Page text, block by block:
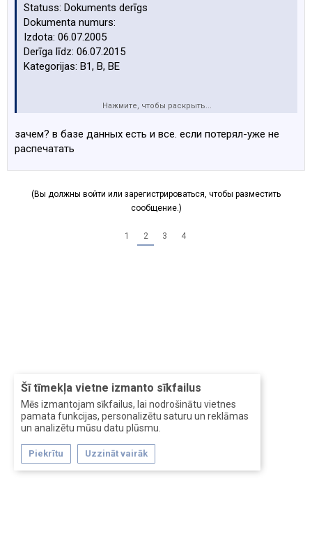
Šī tīmekļa vietne izmanto sīkfailus
Mēs izmantojam sīkfailus, lai nodrošinātu vietnes
pamata funkcijas, personalizētu saturu un reklāmas
un analizētu mūsu datu plūsmu.
Piekrītu Uzzināt vairāk
Statuss: Dokuments derīgs
Dokumenta numurs:
Izdota: 06.07.2005
Derīga līdz: 06.07.2015
Kategorijas: B1, B, BE
Справка действительна, а где её можно распечатать?
Нажмите, чтобы раскрыть...
зачем? в базе данных есть и все. если потерял-уже не
распечатать
(Вы должны войти или зарегистрироваться, чтобы разместить
сообщение.)
1 2 3 4